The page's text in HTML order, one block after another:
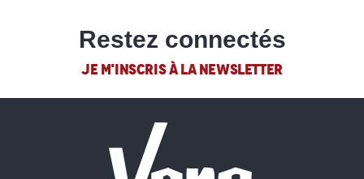
Restez connectés
JE M'INSCRIS À LA NEWSLETTER